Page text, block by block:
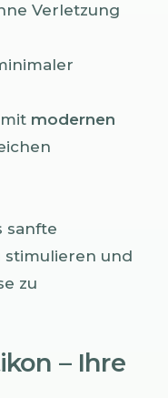
Verletzung
modernen
sanfte
stimulieren und
zu
– Ihre